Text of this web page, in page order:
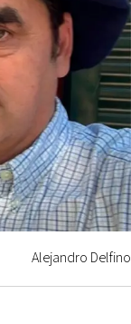
Alejandro Delfino